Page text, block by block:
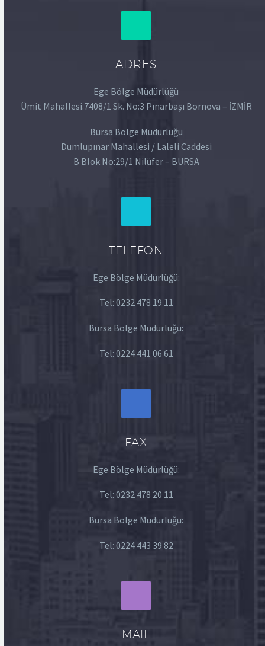
ADRES
Ege Bölge Müdürlüğü
Ümit Mahallesi.7408/1 Sk. No:3 Pınarbaşı Bornova – İZMİR
Bursa Bölge Müdürlüğü
Dumlupınar Mahallesi / Laleli Caddesi
B Blok No:29/1 Nilüfer – BURSA
TELEFON
Ege Bölge Müdürlüğü:
Tel: 0232 478 19 11
Bursa Bölge Müdürlüğü:
Tel: 0224 441 06 61
FAX
Ege Bölge Müdürlüğü:
Tel: 0232 478 20 11
Bursa Bölge Müdürlüğü:
Tel: 0224 443 39 82
MAIL